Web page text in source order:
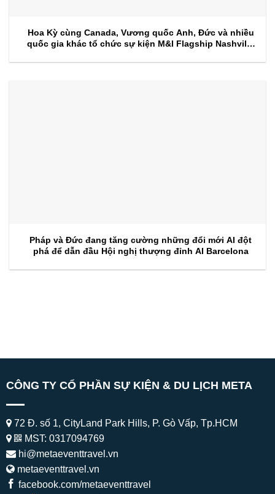
Hoa Kỳ cùng Canada, Vương quốc Anh, Đức và nhiều
quốc gia khác tổ chức sự kiện M&I Flagship Nashville
Pháp và Đức đang tăng cường những đổi mới AI đột
phá để dẫn đầu Hội nghị thượng đỉnh AI Barcelona
CÔNG TY CỔ PHẦN SỰ KIỆN & DU LỊCH META
72 Đ. số 1, CityLand Park Hills, P. Gò Vấp, Tp.HCM
MST: 0317094769
hi@metaeventtravel.vn
metaeventtravel.vn
facebook.com/metaeventtravel